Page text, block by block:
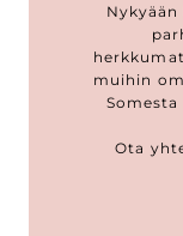
muihin
Ota